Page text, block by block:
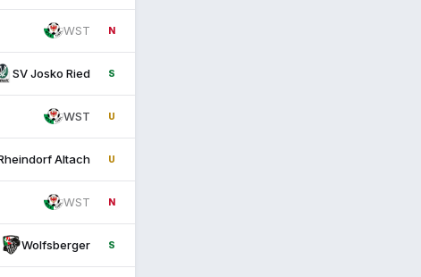
WST N
SV Josko Ried S
WST U
Altach U
WST N
Wolfsberger S